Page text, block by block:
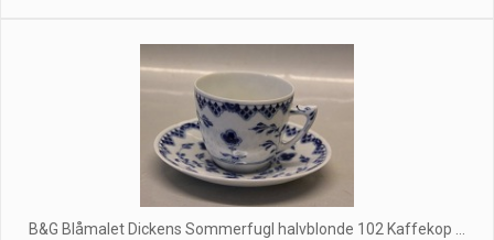
B&G Blåmalet Dickens Sommerfugl halvblonde 102 Kaffekop ...